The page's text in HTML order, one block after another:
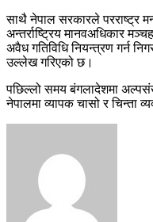
साथै नेपाल सरकारले परराष्ट्र
अन्तर्राष्ट्रिय मानवअधिकार
अवैध गतिविधि नियन्त्रण गर्न
उल्लेख गरिएको छ।
पछिल्लो समय बंगलादेशमा
नेपालमा व्यापक चासो र चिन्ता